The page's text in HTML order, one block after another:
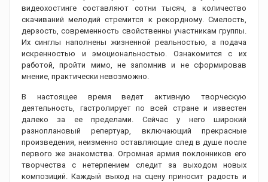
видеохостинге составляют сотни тысяч, а количество
скачиваний мелодий стремится к рекордному. Смелость,
дерзость, современность свойственны участникам группы.
Их синглы наполнены жизненной реальностью, а подача
искренностью и эмоциональностью. Ознакомится с их
работой, пройти мимо, не запомнив и не сформировав
мнение, практически невозможно.
В настоящее время ведет активную творческую
деятельность, гастролирует по всей стране и известен
далеко за ее пределами. Сейчас у него широкий
разноплановый репертуар, включающий прекрасные
произведения, неизменно оставляющие след в душе после
первого же знакомства. Огромная армия поклонников его
творчества с нетерпением следит за выходом новых
композиций. Каждый выход на сцену приносит радость и